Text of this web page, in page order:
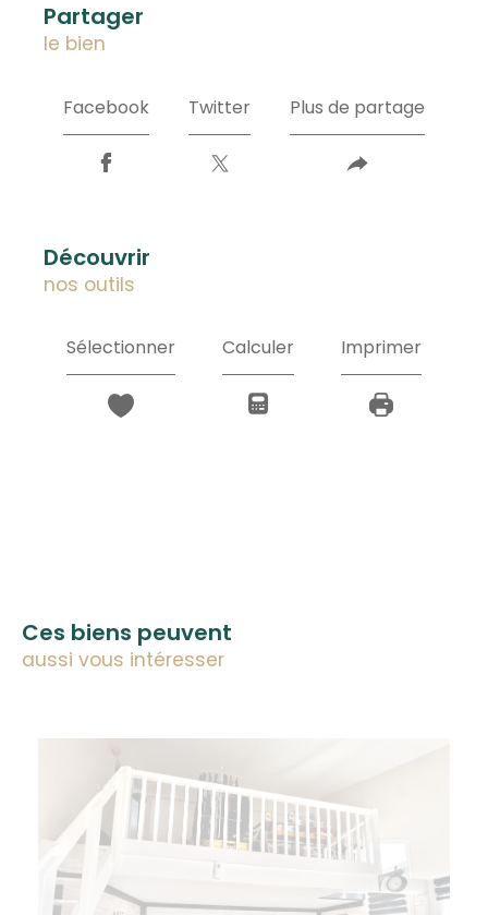
partager
le bien
Facebook Twitter Plus de partage
découvrir
nos outils
Sélectionner Calculer Imprimer
Ces biens peuvent
aussi vous intéresser